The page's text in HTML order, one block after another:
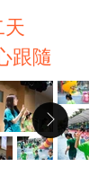
天​
跟隨